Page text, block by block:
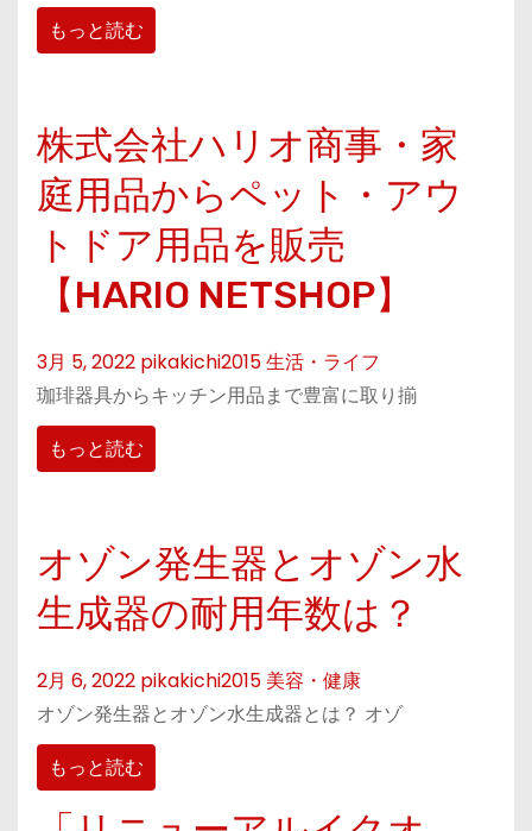
もっと読む
株式会社ハリオ商事・家
庭用品からペット・アウ
トドア用品を販売
【HARIO NETSHOP】
3月 5, 2022 pikakichi2015生活・ライフ
珈琲器具からキッチン用品まで豊富に取り揃
もっと読む
オゾン発生器とオゾン水
生成器の耐用年数は？
2月 6, 2022 pikakichi2015 美容・健康
オゾン発生器とオゾン水生成器とは？ オゾ
もっと読む